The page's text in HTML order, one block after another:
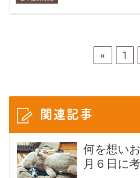
« 1
関連記事
何を想い
月６日に